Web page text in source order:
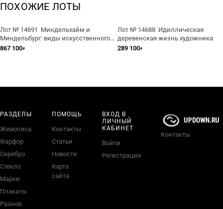
ПОХОЖИЕ ЛОТЫ
Лот № 14691 Миндельхайм и
Миндельбург: виды искусственного
города
867 100₽
Лот № 14688 Идиллическая
деревенская жизнь художника
289 100₽
РАЗДЕЛЫ
Живопись
Фарфор
Серебро
Стекло
Марки
Плакаты
Разное
ПОМОЩЬ
Контакты
Статьи
Новости
Карта
сайта
ВХОД В
ЛИЧНЫЙ
КАБИНЕТ
Войти
Регистрация
Контакты